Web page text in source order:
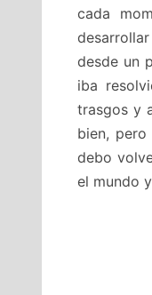
cada
desde un
iba
trasgos y
bien, pero
debo
el mundo